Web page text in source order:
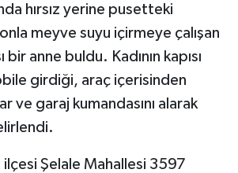
hırsız yerine pusetteki
meyve suyu içirmeye çalışan
bir anne buldu. Kadının kapısı
girdiği, araç içerisinden
ve garaj kumandasını alarak
Şelale Mahallesi 3597